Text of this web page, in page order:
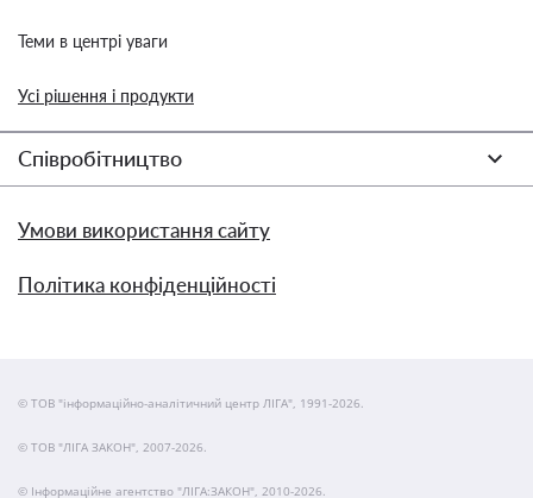
Теми в центрі уваги
Усі рішення і продукти
Співробітництво
Умови використання сайту
Політика конфіденційності
© ТОВ "інформаційно-аналітичний центр ЛІГА", 1991-2026.
© ТОВ "ЛІГА ЗАКОН", 2007-2026.
© Інформаційне агентство "ЛІГА:ЗАКОН", 2010-2026.